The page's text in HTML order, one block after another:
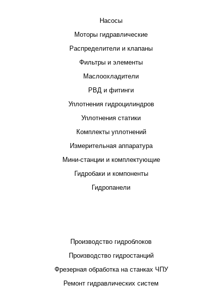
Насосы
Моторы гидравлические
Распределители и клапаны
Фильтры и элементы
Маслоохладители
РВД и фитинги
Уплотнения гидроцилиндров
Уплотнения статики
Комплекты уплотнений
Измерительная аппаратура
Мини-станции и комплектующие
Гидробаки и компоненты
Гидропанели
Производство гидроблоков
Производство гидростанций
Фрезерная обработка на станках ЧПУ
Ремонт гидравлических систем